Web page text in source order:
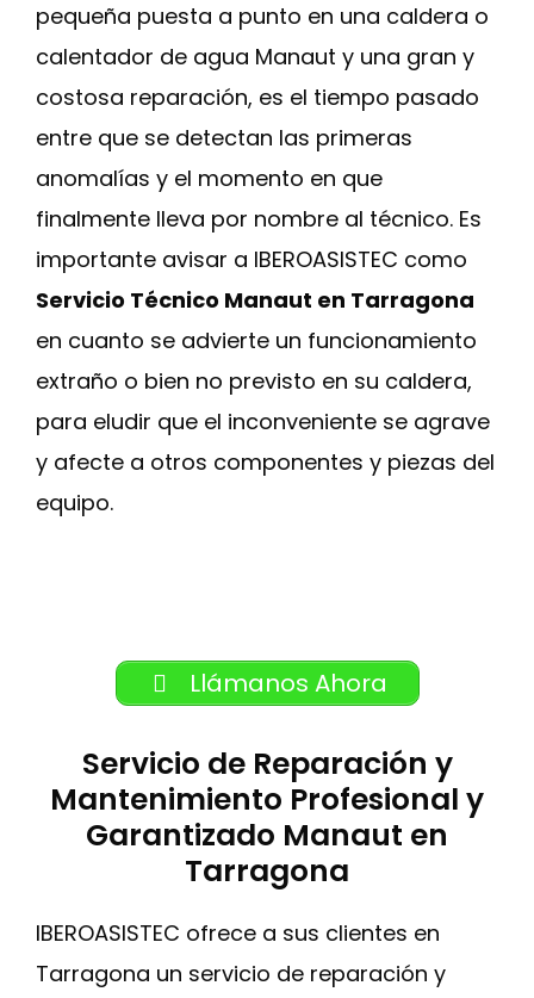
pequeña puesta a punto en una caldera o
calentador de agua Manaut y una gran y
costosa reparación, es el tiempo pasado
entre que se detectan las primeras
anomalías y el momento en que
finalmente lleva por nombre al técnico. Es
importante avisar a IBEROASISTEC como
Servicio Técnico Manaut en Tarragona
en cuanto se advierte un funcionamiento
extraño o bien no previsto en su caldera,
para eludir que el inconveniente se agrave
y afecte a otros componentes y piezas del
equipo.
Llámanos Ahora
Servicio de Reparación y
Mantenimiento Profesional y
Garantizado Manaut en
Tarragona
IBEROASISTEC ofrece a sus clientes en
Tarragona un servicio de reparación y